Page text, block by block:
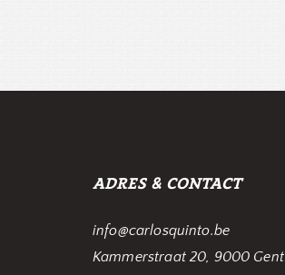
ADRES & CONTACT
info@carlosquinto.be
Kammerstraat 20, 9000 Gent